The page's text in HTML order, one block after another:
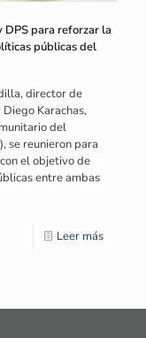
para reforzar la
públicas del
director de
Karachas,
del
se reunieron para
el objetivo de
entre ambas
Leer más